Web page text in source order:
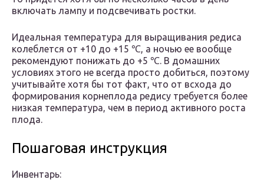
включать лампу и подсвечивать ростки.
Идеальная температура для выращивания редиса
колеблется от +10 до +15 ℃, а ночью ее вообще
рекомендуют понижать до +5 ℃. В домашних
условиях этого не всегда просто добиться, поэтому
учитывайте хотя бы тот факт, что от всхода до
формирования корнеплода редису требуется более
низкая температура, чем в период активного роста
плода.
Пошаговая инструкция
Инвентарь: